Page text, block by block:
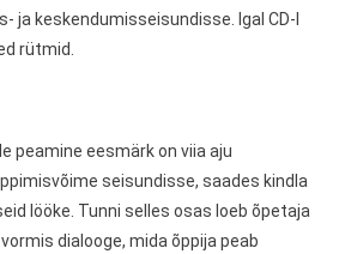
ja keskendumisseisundisse. Igal CD-l
rütmid.
peamine eesmärk on viia aju
seisundisse, saades kindla
lööke. Tunni selles osas loeb õpetaja
dialooge, mida õppija peab